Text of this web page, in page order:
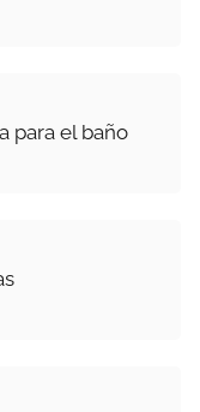
para el baño